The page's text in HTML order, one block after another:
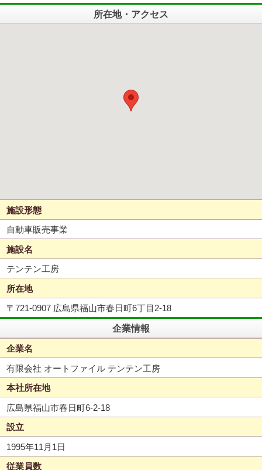
所在地・アクセス
施設形態
自動車販売事業
施設名
テンテン工房
所在地
〒721-0907 広島県福山市春日町6丁目2-18
企業情報
企業名
有限会社 オートファイル テンテン工房
本社所在地
広島県福山市春日町6-2-18
設立
1995年11月1日
従業員数